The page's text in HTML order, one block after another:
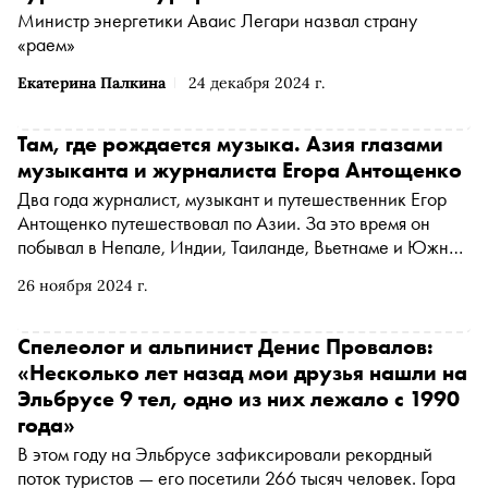
Екатерина Палкина 24 декабря 2024 г.
Министр энергетики Аваис Легари назвал страну
«раем»
26 ноября 2024 г.
Там, где рождается музыка. Азия глазами
музыканта и журналиста Егора Антощенко
Два года журналист, музыкант и путешественник Егор
Антощенко путешествовал по Азии. За это время он
побывал в Непале, Индии, Таиланде, Вьетнаме и Южной
в рамках проекта проекта Yak 40 выпустил альбом
«Сноба» Егор Антощенко рассказал о пяти
запоминающихся и вдохновляющих местах на своем
пути
Спелеолог и альпинист Денис Провалов:
«Несколько лет назад мои друзья нашли на
Эльбрусе 9 тел, одно из них лежало с 1990
года»
В этом году на Эльбрусе зафиксировали рекордный
поток туристов — его посетили 266 тысяч человек. Гора